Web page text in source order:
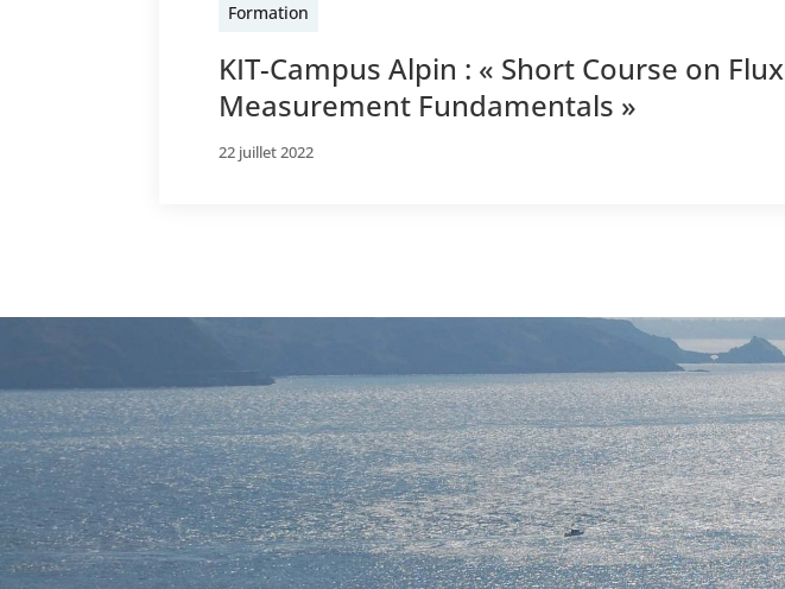
Formation
KIT-Campus Alpin : « Short Course on Flux
Measurement Fundamentals »
22 juillet 2022